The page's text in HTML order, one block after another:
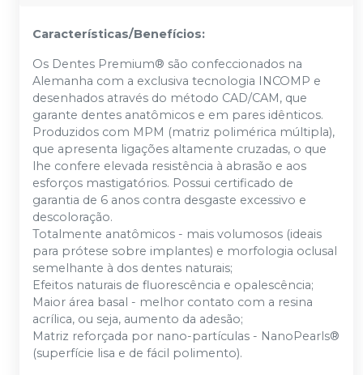
Características/Benefícios:
Os Dentes Premium® são confeccionados na
Alemanha com a exclusiva tecnologia INCOMP e
desenhados através do método CAD/CAM, que
garante dentes anatômicos e em pares idênticos.
Produzidos com MPM (matriz polimérica múltipla),
que apresenta ligações altamente cruzadas, o que
lhe confere elevada resistência à abrasão e aos
esforços mastigatórios. Possui certificado de
garantia de 6 anos contra desgaste excessivo e
descoloração.
Totalmente anatômicos - mais volumosos (ideais
para prótese sobre implantes) e morfologia oclusal
semelhante à dos dentes naturais;
Efeitos naturais de fluorescência e opalescência;
Maior área basal - melhor contato com a resina
acrílica, ou seja, aumento da adesão;
Matriz reforçada por nano-partículas - NanoPearls®
(superfície lisa e de fácil polimento).